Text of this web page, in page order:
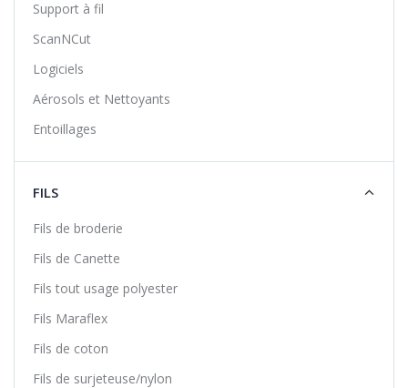
Support à fil
ScanNCut
Logiciels
Aérosols et Nettoyants
Entoillages
FILS
Fils de broderie
Fils de Canette
Fils tout usage polyester
Fils Maraflex
Fils de coton
Fils de surjeteuse/nylon